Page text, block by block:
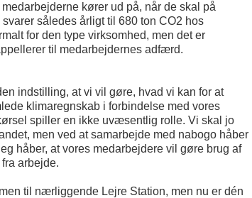
kører ud på, når de skal på
således årligt til 680 ton CO2 hos
for den type virksomhed, men det er
til medarbejdernes adfærd.
indstilling, at vi vil gøre, hvad vi kan for at
klimaregnskab i forbindelse med vores
spiller en ikke uvæsentlig rolle. Vi skal jo
men ved at samarbejde med nabogo håber
håber, at vores medarbejdere vil gøre brug af
arbejde.
til nærliggende Lejre Station, men nu er dén